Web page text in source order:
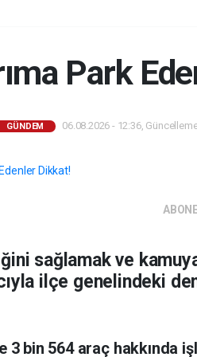
Park
GÜNDEM 06.08.2026 - 12:36,
sağlamak ve
ilçe genelindeki
3 bin 564 araç hakkında